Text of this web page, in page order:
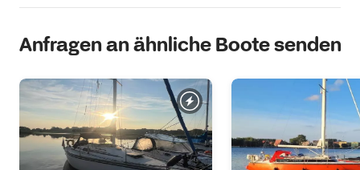
Anfragen an ähnliche Boote senden